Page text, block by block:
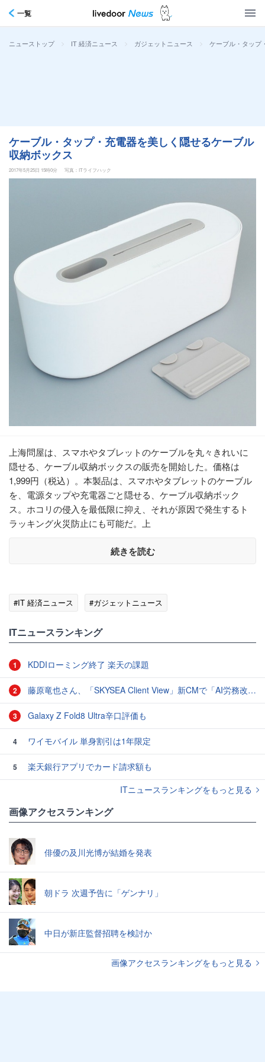
一覧
ニューストップ > IT 経済ニュース > ガジェットニュース > ケーブル・タップ
ケーブル・タップ・充電器を美しく隠せるケーブル
収納ボックス
2017年5月25日 15時0分 写真：ITライフハック
上海問屋は、スマホやタブレットのケーブルを丸々きれいに
隠せる、ケーブル収納ボックスの販売を開始した。価格は
1,999円（税込）。本製品は、スマホやタブレットのケーブル
を、電源タップや充電器ごと隠せる、ケーブル収納ボック
ス。ホコリの侵入を最低限に抑え、それが原因で発生するト
ラッキング火災防止にも可能だ。上
続きを読む
#IT 経済ニュース #ガジェットニュース
ITニュースランキング
1 KDDIローミング終了 楽天の課題
2 藤原竜也さん、「SKYSEA Client View」新CMで「AI労務改善」をアピール 働き方をAIが分析したら「すぐに休んで」と言われる？
3 Galaxy Z Fold8 Ultra辛口評価も
4 ワイモバイル 単身割引は1年限定
5
楽天銀行アプリでカード請求額も
ITニュースランキングをもっと見る
画像アクセスランキング
俳優の及川光博が結婚を発表
朝ドラ 次週予告に「ゲンナリ」
中日が新庄監督招聘を検討か
画像アクセスランキングをもっと見る